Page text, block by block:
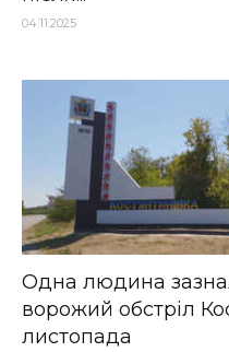
04.11.2025
Одна людина
ворожий обстріл
листопада